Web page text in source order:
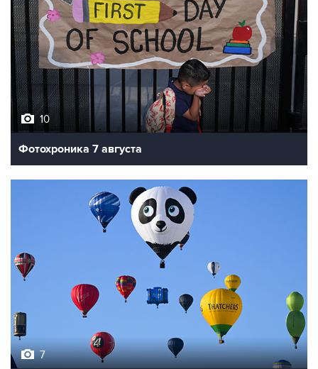
10
Фотохроника 7 августа
Фестиваль воздухоплавания в Бристоле